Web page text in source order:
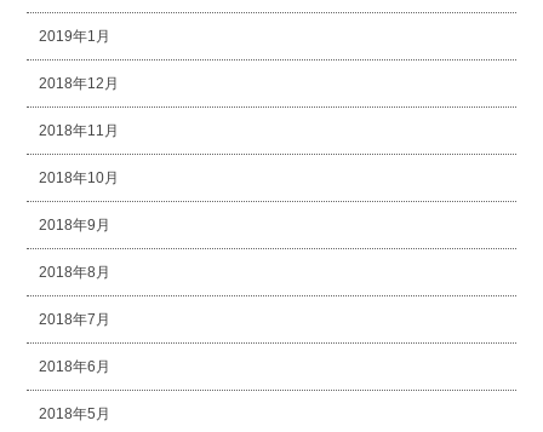
2019年1月
2018年12月
2018年11月
2018年10月
2018年9月
2018年8月
2018年7月
2018年6月
2018年5月